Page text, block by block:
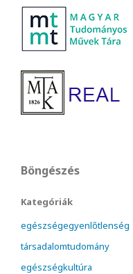
Böngészés
Kategóriák
egészségegyenlőtlenség
társadalomtudomány
egészségkultúra